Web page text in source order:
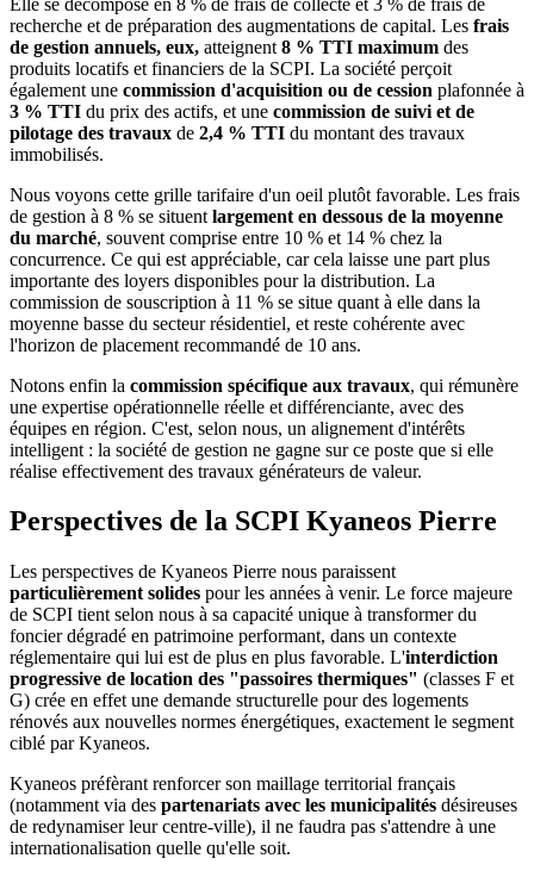
recherche et de préparation des augmentations de capital. Les frais
de gestion annuels, eux, atteignent 8 % TTI maximum des
produits locatifs et financiers de la SCPI. La société perçoit
également une commission d'acquisition ou de cession plafonnée à
3 % TTI du prix des actifs, et une commission de suivi et de
pilotage des travaux de 2,4 % TTI du montant des travaux
immobilisés.
Nous voyons cette grille tarifaire d'un oeil plutôt favorable. Les frais
de gestion à 8 % se situent largement en dessous de la moyenne
du marché, souvent comprise entre 10 % et 14 % chez la
concurrence. Ce qui est appréciable, car cela laisse une part plus
importante des loyers disponibles pour la distribution. La
commission de souscription à 11 % se situe quant à elle dans la
moyenne basse du secteur résidentiel, et reste cohérente avec
l'horizon de placement recommandé de 10 ans.
Notons enfin la commission spécifique aux travaux, qui rémunère
une expertise opérationnelle réelle et différenciante, avec des
équipes en région. C'est, selon nous, un alignement d'intérêts
intelligent : la société de gestion ne gagne sur ce poste que si elle
réalise effectivement des travaux générateurs de valeur.
Perspectives de la SCPI Kyaneos Pierre
Les perspectives de Kyaneos Pierre nous paraissent
particulièrement solides pour les années à venir. Le force majeure
de SCPI tient selon nous à sa capacité unique à transformer du
foncier dégradé en patrimoine performant, dans un contexte
réglementaire qui lui est de plus en plus favorable. L'interdiction
progressive de location des "passoires thermiques" (classes F et
G) crée en effet une demande structurelle pour des logements
rénovés aux nouvelles normes énergétiques, exactement le segment
ciblé par Kyaneos.
Kyaneos préfèrant renforcer son maillage territorial français
(notamment via des partenariats avec les municipalités désireuses
de redynamiser leur centre-ville), il ne faudra pas s'attendre à une
internationalisation quelle qu'elle soit.